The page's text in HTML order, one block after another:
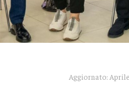
Aggiornato: